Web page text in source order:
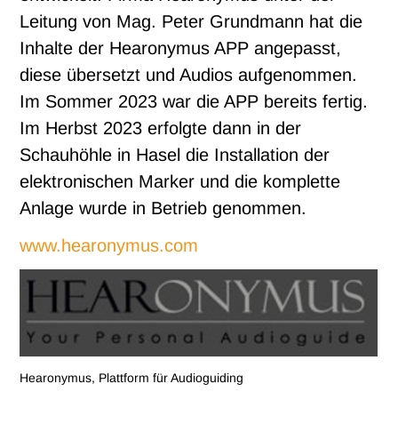
Leitung von Mag. Peter Grundmann hat die
Inhalte der Hearonymus APP angepasst,
diese übersetzt und Audios aufgenommen.
Im Sommer 2023 war die APP bereits fertig.
Im Herbst 2023 erfolgte dann in der
Schauhöhle in Hasel die Installation der
elektronischen Marker und die komplette
Anlage wurde in Betrieb genommen.
www.hearonymus.com
Hearonymus, Plattform für Audioguiding